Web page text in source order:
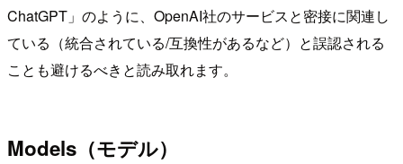
ChatGPT」のように、OpenAI社のサービスと密接に関連し
ている（統合されている/互換性があるなど）と誤認される
ことも避けるべきと読み取れます。
Models（モデル）